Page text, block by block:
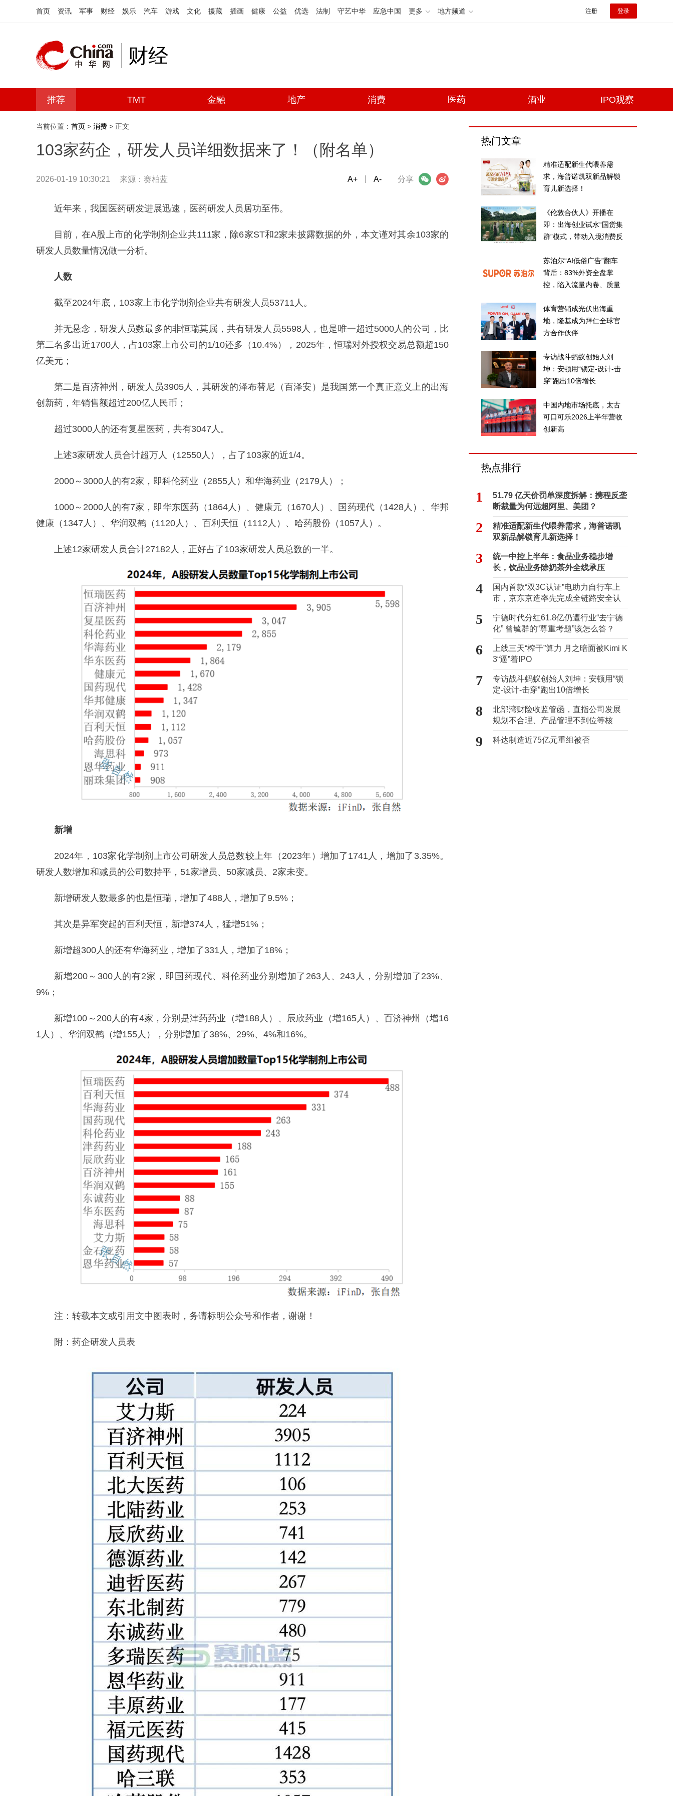
首页 资讯 军事 财经 娱乐 汽车 游戏 文化 援藏 插画 健康 公益 优选 法制 守艺中华 应急中国 更多 地方频道 注册 登录
财经
推荐 TMT 金融 地产 消费 医药 酒业 IPO观察
当前位置： 首页 > 消费 > 正文
103家药企，研发人员详细数据来了！（附名单）
2026-01-19 10:30:21 来源：赛柏蓝 分享
微信 微博
A+ A-
近年来，我国医药研发进展迅速，医药研发人员居功至伟。
目前，在A股上市的化学制剂企业共111家，除6家ST和2家未披露数据的外，本文谨对其余103家的
研发人员数量情况做一分析。
人数
截至2024年底，103家上市化学制剂企业共有研发人员53711人。
并无悬念，研发人员数最多的非恒瑞莫属，共有研发人员5598人，也是唯一超过5000人的公司，比
第二名多出近1700人，占103家上市公司的1/10还多（10.4%），2025年，恒瑞对外授权交易总额超150
亿美元；
第二是百济神州，研发人员3905人，其研发的泽布替尼（百泽安）是我国第一个真正意义上的出海
创新药，年销售额超过200亿人民币；
超过3000人的还有复星医药，共有3047人。
上述3家研发人员合计超万人（12550人），占了103家的近1/4。
2000～3000人的有2家，即科伦药业（2855人）和华海药业（2179人）；
1000～2000人的有7家，即华东医药（1864人）、健康元（1670人）、国药现代（1428人）、华邦
健康（1347人）、华润双鹤（1120人）、百利天恒（1112人）、哈药股份（1057人）。
上述12家研发人员合计27182人，正好占了103家研发人员总数的一半。
新增
2024年，103家化学制剂上市公司研发人员总数较上年（2023年）增加了1741人，增加了3.35%。
研发人数增加和减员的公司数持平，51家增员、50家减员、2家未变。
新增研发人数最多的也是恒瑞，增加了488人，增加了9.5%；
其次是异军突起的百利天恒，新增374人，猛增51%；
新增超300人的还有华海药业，增加了331人，增加了18%；
新增200～300人的有2家，即国药现代、科伦药业分别增加了263人、243人，分别增加了23%、
9%；
新增100～200人的有4家，分别是津药药业（增188人）、辰欣药业（增165人）、百济神州（增16
1人）、华润双鹤（增155人），分别增加了38%、29%、4%和16%。
注：转载本文或引用文中图表时，务请标明公众号和作者，谢谢！
附：药企研发人员表
热门文章
精准适配新生代喂养需
求，海普诺凯双新品解锁
育儿新选择！
《伦敦合伙人》开播在
即：出海创业试水“国货集
群”模式，带动入境消费反
苏泊尔“AI低俗广告”翻车
背后：83%外资全盘掌
控，陷入流量内卷、质量
体育营销成光伏出海重
地，隆基成为拜仁全球官
方合作伙伴
专访战斗蚂蚁创始人刘
坤：安顿用“锁定-设计-击
穿”跑出10倍增长
中国内地市场托底，太古
可口可乐2026上半年营收
创新高
热点排行
1
51.79 亿天价罚单深度拆解：携程反垄
断裁量为何远超阿里、美团？
2
精准适配新生代喂养需求，海普诺凯
双新品解锁育儿新选择！
3
统一中控上半年：食品业务稳步增
长，饮品业务除奶茶外全线承压
4
国内首款“双3C认证”电助力自行车上
市，京东京造率先完成全链路安全认
证
5
宁德时代分红61.8亿仍遭行业“去宁德
化” 曾毓群的“尊重考题”该怎么答？
6
上线三天“榨干”算力 月之暗面被Kimi K
3“逼”着IPO
7
专访战斗蚂蚁创始人刘坤：安顿用“锁
定-设计-击穿”跑出10倍增长
8
北部湾财险收监管函，直指公司发展
规划不合理、产品管理不到位等核
心“痛点”
9 科达制造近75亿元重组被否